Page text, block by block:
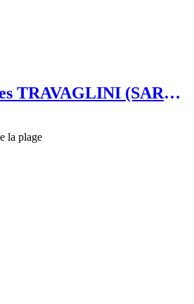
TRAVAGLINI (SARL)
la plage